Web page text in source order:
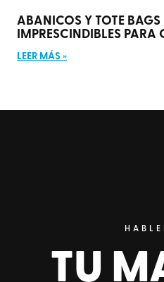
ABANICOS Y TOTE
IMPRESCINDIBLES PARA
LEER MÁS »
TU